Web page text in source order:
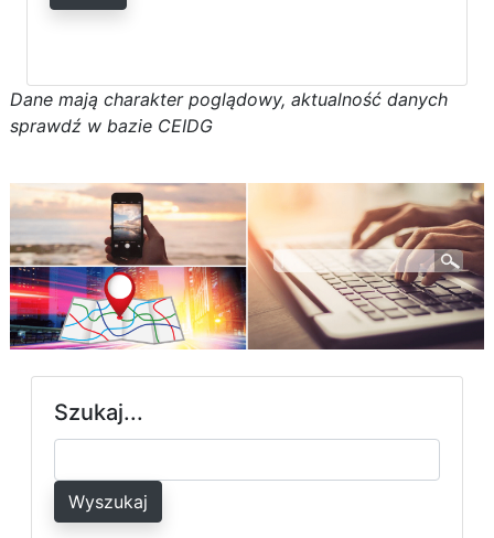
Dane mają charakter poglądowy, aktualność danych
sprawdź w bazie CEIDG
Szukaj...
Wyszukaj